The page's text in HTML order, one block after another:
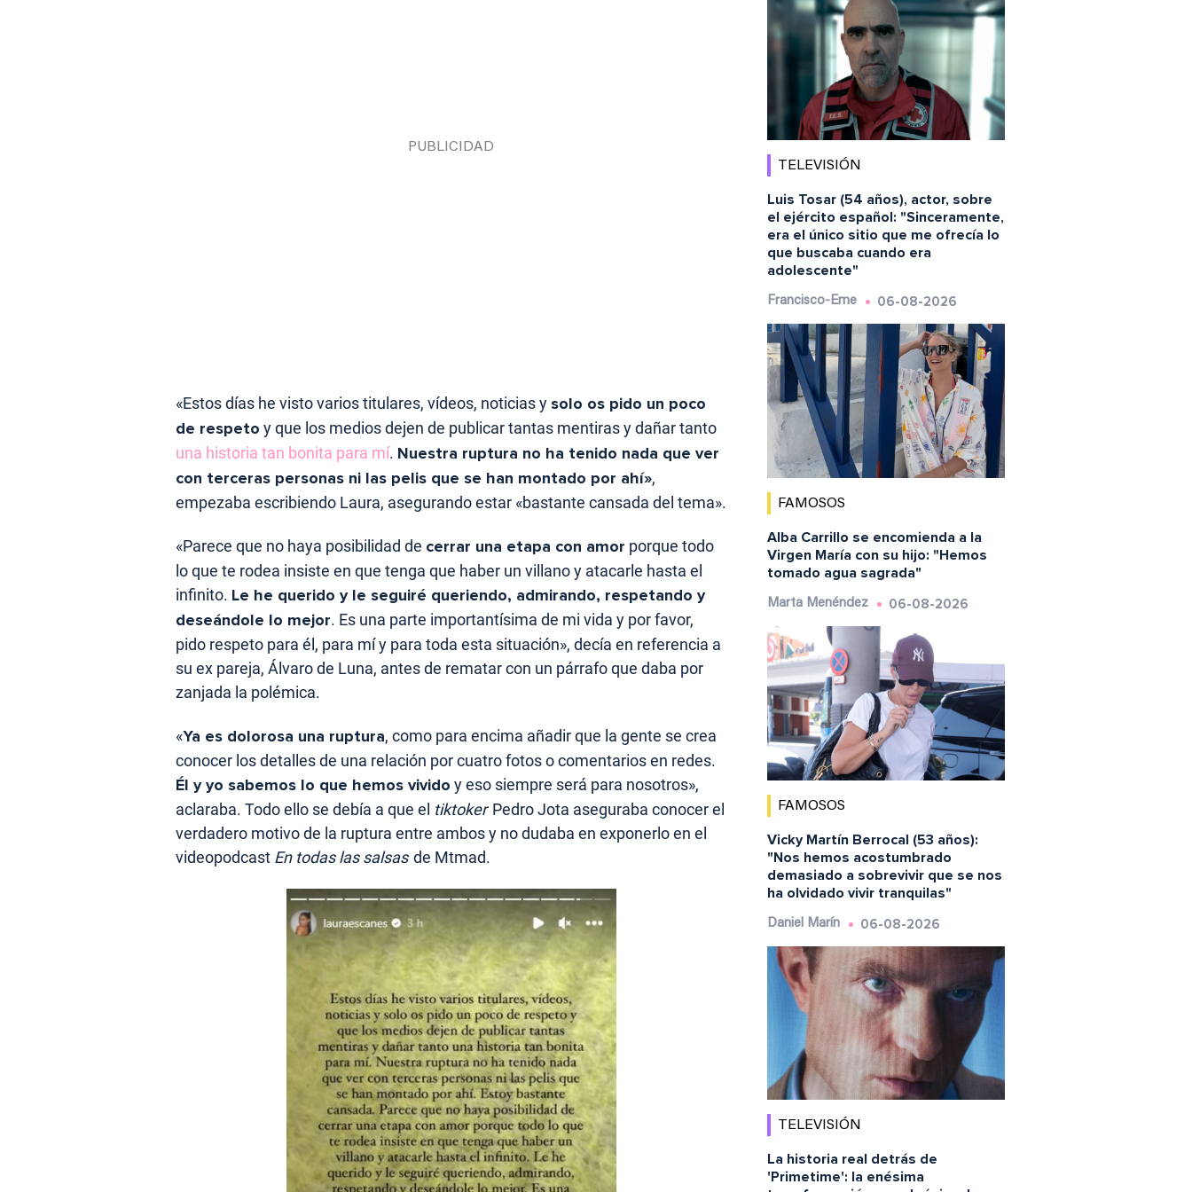
«Estos días he visto varios titulares, vídeos, noticias y solo os pido un poco
de respeto y que los medios dejen de publicar tantas mentiras y dañar tanto
una historia tan bonita para mí. Nuestra ruptura no ha tenido nada que ver
con terceras personas ni las pelis que se han montado por ahí»,
empezaba escribiendo Laura, asegurando estar «bastante cansada del tema».
«Parece que no haya posibilidad de cerrar una etapa con amor porque todo
lo que te rodea insiste en que tenga que haber un villano y atacarle hasta el
infinito. Le he querido y le seguiré queriendo, admirando, respetando y
deseándole lo mejor. Es una parte importantísima de mi vida y por favor,
pido respeto para él, para mí y para toda esta situación», decía en referencia a
su ex pareja, Álvaro de Luna, antes de rematar con un párrafo que daba por
zanjada la polémica.
«Ya es dolorosa una ruptura, como para encima añadir que la gente se crea
conocer los detalles de una relación por cuatro fotos o comentarios en redes.
Él y yo sabemos lo que hemos vivido y eso siempre será para nosotros»,
aclaraba. Todo ello se debía a que el tiktokerPedro Jota aseguraba conocer el
verdadero motivo de la ruptura entre ambos y no dudaba en exponerlo en el
videopodcast En todas las salsas de Mtmad.
TELEVISIÓN
Luis Tosar (54 años), actor, sobre
el ejército español: "Sinceramente,
era el único sitio que me ofrecía lo
que buscaba cuando era
adolescente"
Francisco-Eme 06-08-2026
FAMOSOS
Alba Carrillo se encomienda a la
Virgen María con su hijo: "Hemos
tomado agua sagrada"
Marta Menéndez 06-08-2026
FAMOSOS
Vicky Martín Berrocal (53 años):
"Nos hemos acostumbrado
demasiado a sobrevivir que se nos
ha olvidado vivir tranquilas"
Daniel Marín 06-08-2026
TELEVISIÓN
La historia real detrás de
'Primetime': la enésima